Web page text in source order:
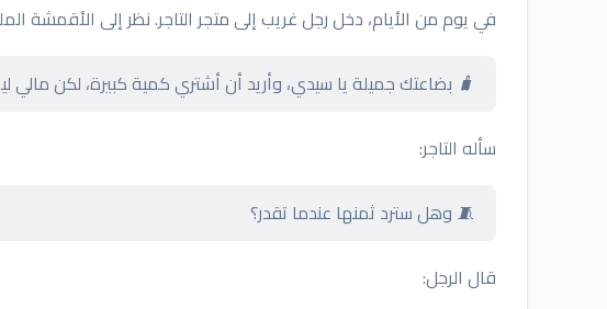
في يوم من الأيام، دخل رجل غريب إلى متجر التاجر. نظر إلى الأقمشة
🧳 بضاعتك جميلة يا سيدي، وأريد أن أشتري كمية كبيرة، لكن
سأله التاجر:
🧵 وهل سترد ثمنها عندما تقدر؟
قال الرجل: